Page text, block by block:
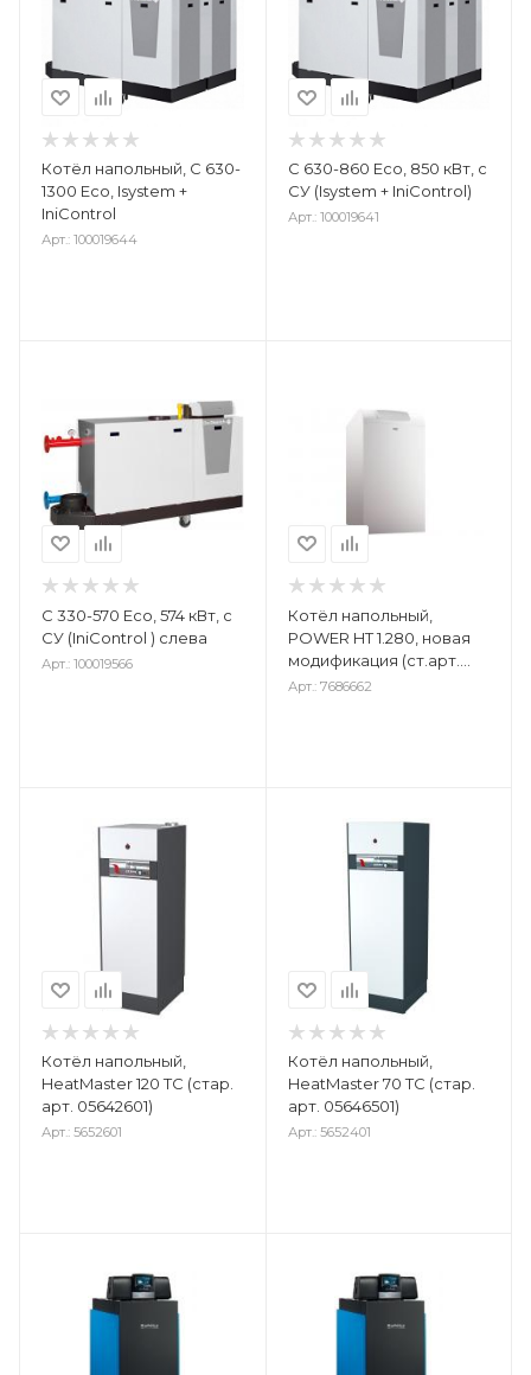
Котёл напольный, C 630-
1300 Eco, Isystem +
IniControl
Арт.: 100019644
С 630-860 Eco, 850 кВт, с
СУ (Isystem + IniControl)
Арт.: 100019641
С 330-570 Eco, 574 кВт, с
СУ (IniControl ) слева
Арт.: 100019566
Котёл напольный,
POWER HT 1.280, новая
модификация (ст.арт.
7664746--)
Арт.: 7686662
Котёл напольный,
HeatMaster 120 TC (стар.
арт. 05642601)
Арт.: 5652601
Котёл напольный,
HeatMaster 70 TC (стар.
арт. 05646501)
Арт.: 5652401